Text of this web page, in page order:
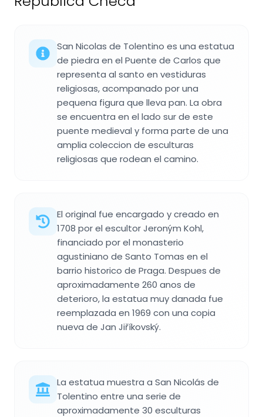
San Nicolas de Tolentino es una estatua
de piedra en el Puente de Carlos que
representa al santo en vestiduras
religiosas, acompanado por una
pequena figura que lleva pan. La obra
se encuentra en el lado sur de este
puente medieval y forma parte de una
amplia coleccion de esculturas
religiosas que rodean el camino.
El original fue encargado y creado en
1708 por el escultor Jeroným Kohl,
financiado por el monasterio
agustiniano de Santo Tomas en el
barrio historico de Praga. Despues de
aproximadamente 260 anos de
deterioro, la estatua muy danada fue
reemplazada en 1969 con una copia
nueva de Jan Jiříkovský.
La estatua muestra a San Nicolás de
Tolentino entre una serie de
aproximadamente 30 esculturas